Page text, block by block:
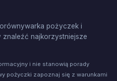
pożyczek i
znaleźć najkorzystniejsze
i nie stanowią porady
pożyczki zapoznaj się z warunkami